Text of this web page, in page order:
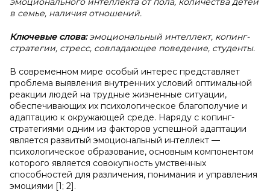
в семье, наличия отношений.
Ключевые слова:эмоциональный интеллект, копинг-
стратегии, стресс, совладающее поведение, студенты.
В современном мире особый интерес представляет
проблема выявления внутренних условий оптимальной
реакции людей на трудные жизненные ситуации,
обеспечивающих их психологическое благополучие и
адаптацию к окружающей среде. Наряду с копинг-
стратегиями одним из факторов успешной адаптации
является развитый эмоциональный интеллект —
психологическое образование, основным компонентом
которого является совокупность умственных
способностей для различения, понимания и управления
эмоциями [1; 2].